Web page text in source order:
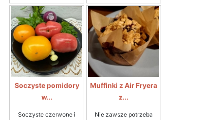
Soczyste pomidory
w...
Soczyste czerwone i
Muffinki z Air Fryera
z...
Nie zawsze potrzeba